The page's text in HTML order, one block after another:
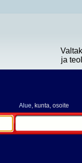
ja
Alue, kunta, osoite